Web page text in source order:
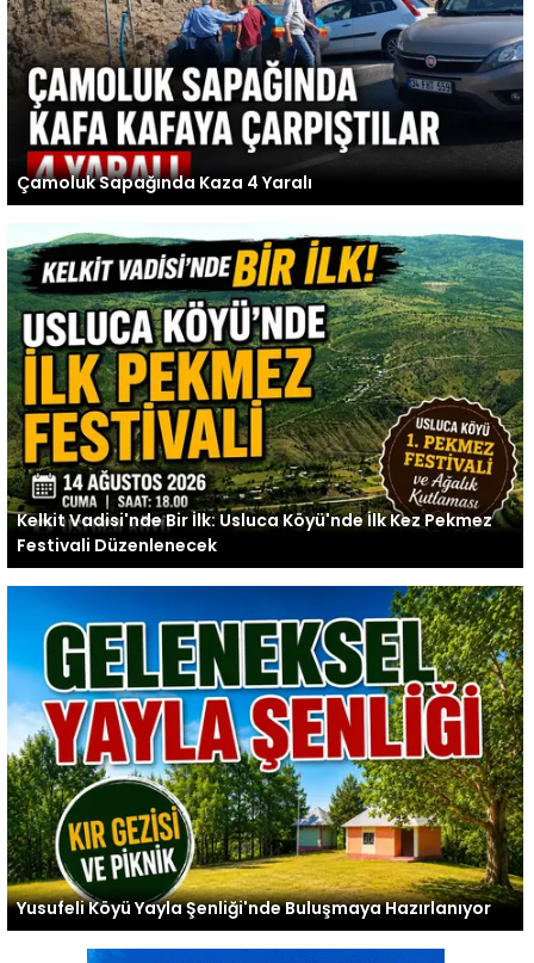
Çamoluk Sapağında Kaza 4 Yaralı
Kelkit Vadisi'nde Bir İlk: Usluca Köyü'nde İlk Kez Pekmez
Festivali Düzenlenecek
Yusufeli Köyü Yayla Şenliği'nde Buluşmaya Hazırlanıyor